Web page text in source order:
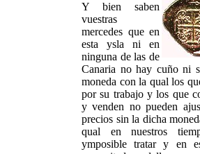
Y bien saben
vuestras
mercedes que en
esta ysla ni en
ninguna de las de
Canaria no hay cuño ni
moneda con la qual los
por su trabajo y los que
y venden no pueden
precios sin la dicha
qual en nuestros
ymposible tratar y en